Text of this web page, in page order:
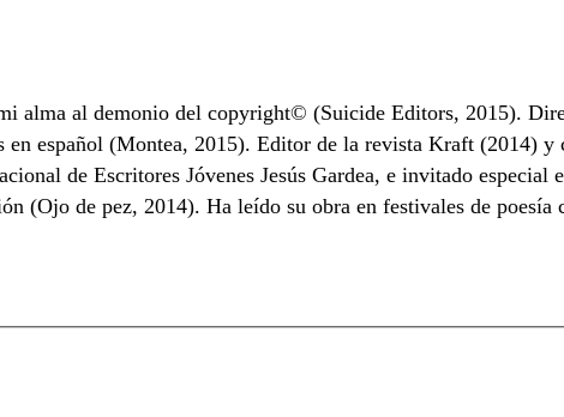
alma al demonio del copyright© (Suicide Editors, 2015).
español (Montea, 2015). Editor de la revista Kraft (2014)
de Escritores Jóvenes Jesús Gardea, e invitado
(Ojo de pez, 2014). Ha leído su obra en festivales de poesía